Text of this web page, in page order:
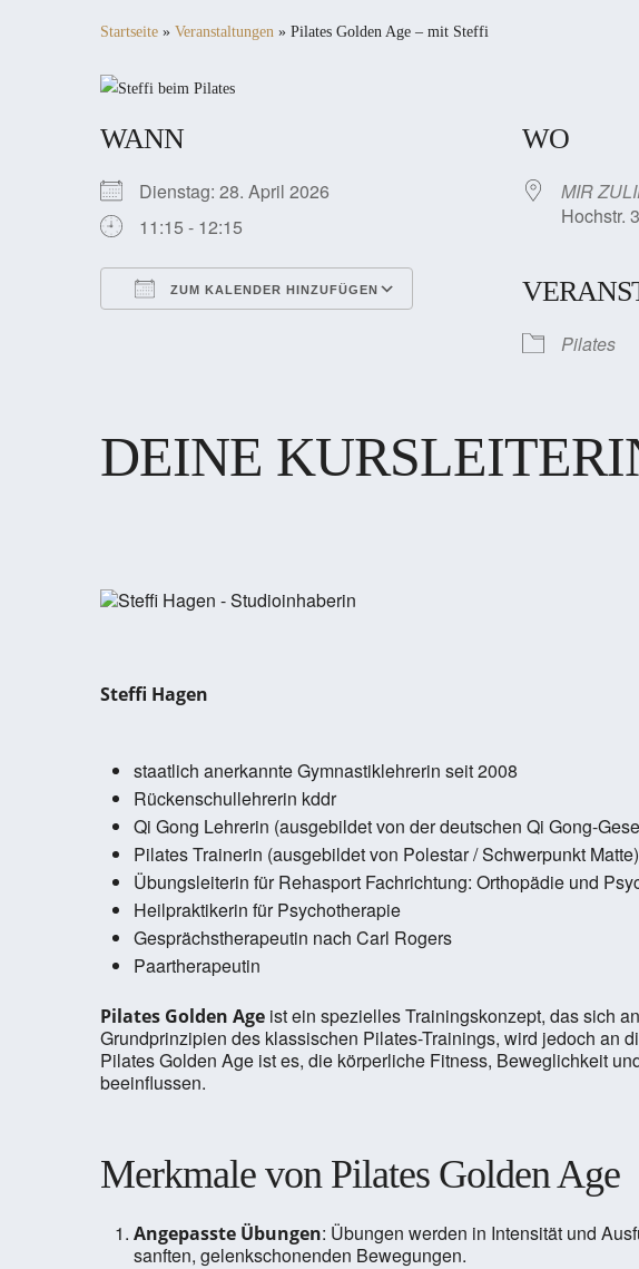
Startseite » Veranstaltungen » Pilates Golden Age – mit Steffi
WANN
Dienstag: 28. April 2026
11:15 - 12:15
ZUM KALENDER HINZUFÜGEN
WO
MIR
Hochstr.
Pilates
DEINE
Steffi Hagen
staatlich anerkannte Gymnastiklehrerin seit 2008
Rückenschullehrerin kddr
Qi Gong Lehrerin (ausgebildet von der deutschen Qi Gong-
Pilates Trainerin (ausgebildet von Polestar / Schwerpunkt Matte)
Übungsleiterin für Rehasport Fachrichtung: Orthopädie und
Heilpraktikerin für Psychotherapie
Gesprächstherapeutin nach Carl Rogers
Paartherapeutin
Pilates Golden Age ist ein spezielles Trainingskonzept, das sich
Grundprinzipien des klassischen Pilates-Trainings, wird jedoch an
Pilates Golden Age ist es, die körperliche Fitness, Beweglichkeit
beeinflussen.
Merkmale von Pilates Golden Age
Angepasste Übungen: Übungen werden in Intensität und
sanften, gelenkschonenden Bewegungen.